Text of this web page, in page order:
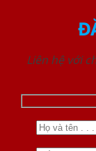
Liên hệ với